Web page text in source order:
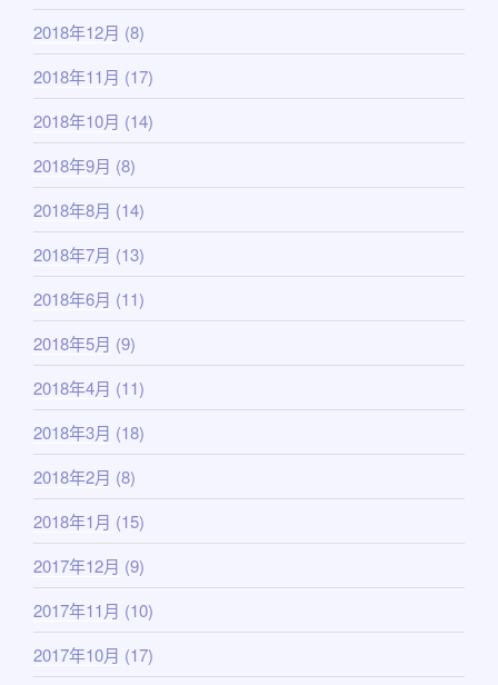
2018年12月 (8)
2018年11月 (17)
2018年10月 (14)
2018年9月 (8)
2018年8月 (14)
2018年7月 (13)
2018年6月 (11)
2018年5月 (9)
2018年4月 (11)
2018年3月 (18)
2018年2月 (8)
2018年1月 (15)
2017年12月 (9)
2017年11月 (10)
2017年10月 (17)